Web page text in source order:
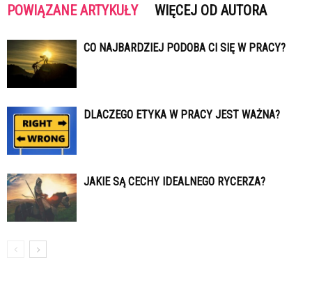
POWIĄZANE ARTYKUŁY WIĘCEJ OD AUTORA
CO NAJBARDZIEJ PODOBA CI SIĘ W PRACY?
DLACZEGO ETYKA W PRACY JEST WAŻNA?
JAKIE SĄ CECHY IDEALNEGO RYCERZA?